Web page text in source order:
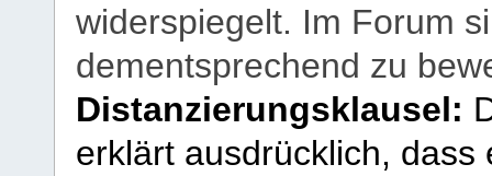
widerspiegelt. Im Forum
dementsprechend zu
Distanzierungsklausel:
erklärt ausdrücklich,